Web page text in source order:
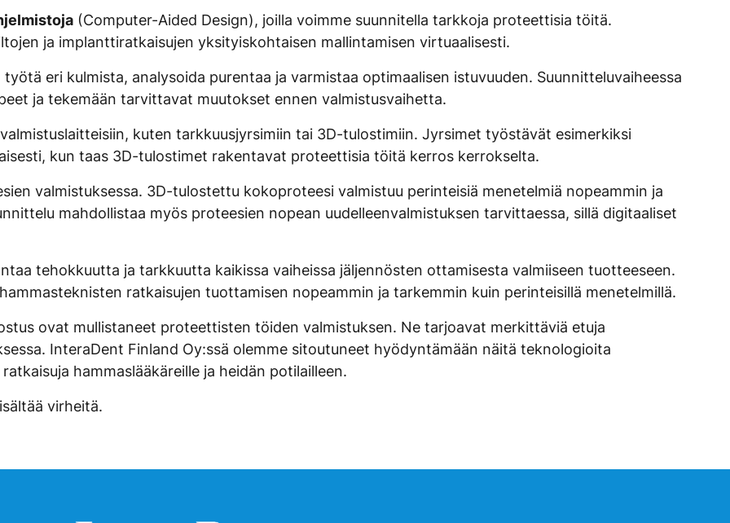
(Computer-Aided Design), joilla voimme suunnitella tarkkoja proteettisia töitä.
ja implanttiratkaisujen yksityiskohtaisen mallintamisen virtuaalisesti.
eri kulmista, analysoida purentaa ja varmistaa optimaalisen istuvuuden. Suunnitteluvaiheessa
ja tekemään tarvittavat muutokset ennen valmistusvaihetta.
kuten tarkkuusjyrsimiin tai 3D-tulostimiin. Jyrsimet työstävät esimerkiksi
kun taas 3D-tulostimet rakentavat proteettisia töitä kerros kerrokselta.
valmistuksessa. 3D-tulostettu kokoproteesi valmistuu perinteisiä menetelmiä nopeammin ja
mahdollistaa myös proteesien nopean uudelleenvalmistuksen tarvittaessa, sillä digitaaliset
tehokkuutta ja tarkkuutta kaikissa vaiheissa jäljennösten ottamisesta valmiiseen tuotteeseen.
ratkaisujen tuottamisen nopeammin ja tarkemmin kuin perinteisillä menetelmillä.
ovat mullistaneet proteettisten töiden valmistuksen. Ne tarjoavat merkittäviä etuja
InteraDent Finland Oy:ssä olemme sitoutuneet hyödyntämään näitä teknologioita
hammaslääkäreille ja heidän potilailleen.
virheitä.